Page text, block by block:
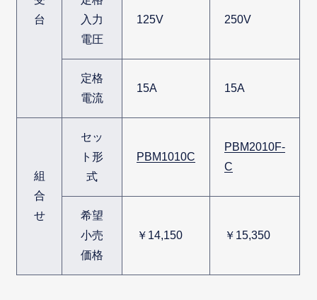
台
入力
電圧
125V 250V
定格
電流
15A 15A
組
合
せ
セッ
ト形
式
PBM1010C
PBM2010F-
C
希望
小売
価格
￥14,150 ￥15,350